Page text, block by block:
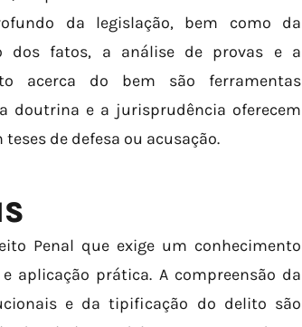
da legislação, bem como da
dos fatos, a análise de provas e a
acerca do bem são ferramentas
doutrina e a jurisprudência oferecem
de defesa ou acusação.
Penal que exige um conhecimento
aplicação prática. A compreensão da
e da tipificação do delito são